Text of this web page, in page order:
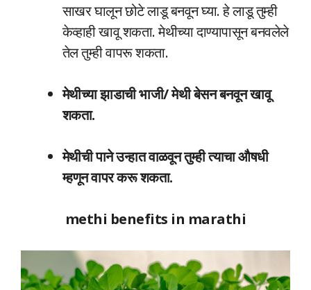
साखर घालून छोटे लाडू बनवून घ्या. हे लाडू तुम्ही
केव्हाही खावू शकता. मेथीच्या दाण्यापासून बनवलेले
तेल तुम्ही वापरू शकता.
मेथीच्या झाडाची भाजी/ मेथी बेसन बनवून खावू
शकता.
मेथीची पाने उन्हात वाळवून तुम्ही त्याचा औषधी
म्हणून वापर करू शकता.
methi benefits in marathi